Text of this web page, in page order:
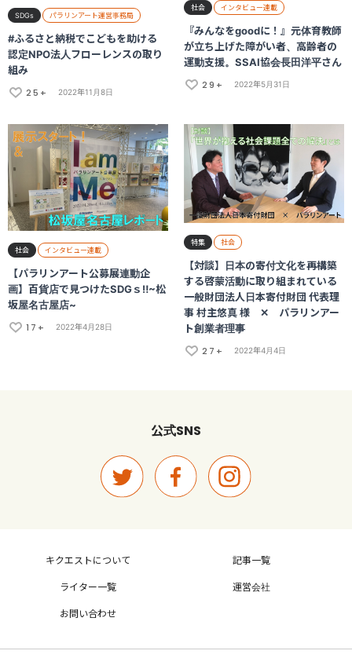
SDGs パラリンアート運営事務局
#ふるさと納税でこどもを助ける
認定NPO法人フローレンスの取り
組み
25+
2022年11月8日
社会 インタビュー連載
『みんなをgoodに！』元体育教師
が立ち上げた障がい者、高齢者の
運動支援。SSAI協会長田洋平さん
29+
2022年5月31日
社会 インタビュー連載
【パラリンアート公募展連動企
画】百貨店で見つけたSDGｓ‼~松
坂屋名古屋店~
17+
2022年4月28日
特集 社会
【対談】日本の寄付文化を再構築
する啓蒙活動に取り組まれている
一般財団法人日本寄付財団 代表理
事 村主悠真 様 ✕ パラリンアー
ト創業者理事
27+
2022年4月4日
公式SNS
キクエストについて 記事一覧
ライター一覧 運営会社
お問い合わせ